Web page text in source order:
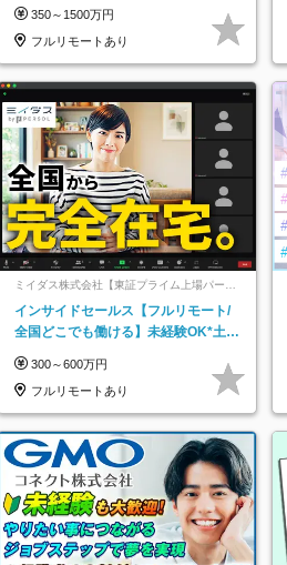
350～1500万円
フルリモートあり
ミイダス株式会社【東証プライム上場パーソ
インサイドセールス【フルリモート/
全国どこでも働ける】未経験OK*土日
300～600万円
フルリモートあり